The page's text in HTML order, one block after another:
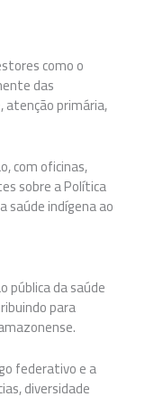
como o
das
atenção primária,
com oficinas,
sobre a Política
saúde indígena ao
pública da saúde
para
federativo e a
diversidade